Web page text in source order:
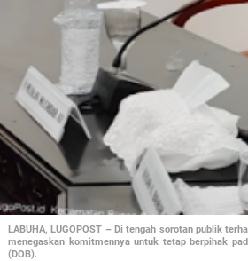
LABUHA, LUGOPOST – Di tengah sorotan publik
menegaskan komitmennya untuk tetap berpihak
(DOB).